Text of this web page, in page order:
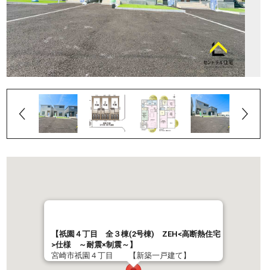
【祇園４丁目 全３棟(2号棟) ZEH<高断熱住宅
>仕様 ～耐震×制震～】
宮崎市祇園４丁目 【新築一戸建て】